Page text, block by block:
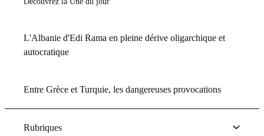
L'Albanie d'Edi Rama en pleine dérive oligarchique et
autocratique
Entre Grèce et Turquie, les dangereuses provocations
Rubriques